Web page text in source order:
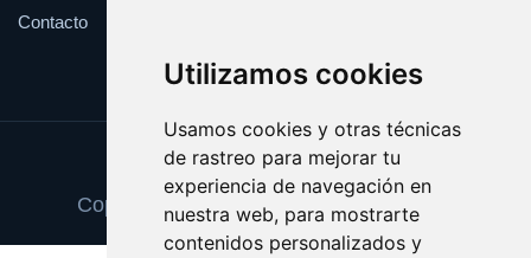
Utilizamos cookies
Usamos cookies y otras técnicas
de rastreo para mejorar tu
experiencia de navegación en
nuestra web, para mostrarte
contenidos personalizados y
Contacto
Update cookies preferences
Copyright © 2025 escuelainformatica.es